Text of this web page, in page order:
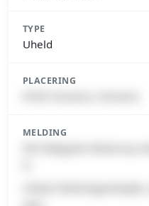
TYPE
Uheld
PLACERING
MELDING